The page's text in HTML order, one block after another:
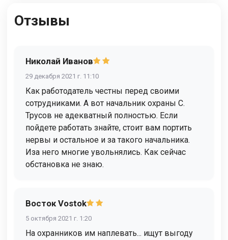
Отзывы
Николай Иванов
29 декабря 2021 г. 11:10
Как работодатель честны перед своими
сотрудниками. А вот начальник охраны С.
Трусов не адекватный полностью. Если
пойдете работать знайте, стоит вам портить
нервы и остальное и за такого начальника.
Иза него многие увольнялись. Как сейчас
обстановка не знаю.
Восток Vostok
5 октября 2021 г. 1:20
На охранников им наплевать... ищут выгоду